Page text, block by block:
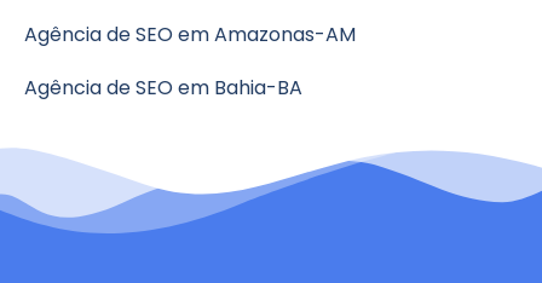
Agência de SEO em Amazonas-AM
Agência de SEO em Bahia-BA